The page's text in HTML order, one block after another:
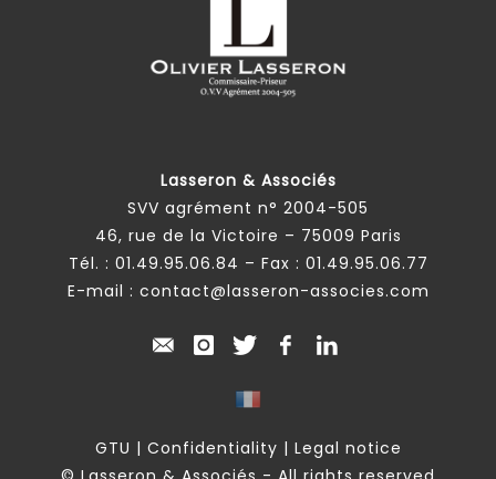
Lasseron & Associés
SVV agrément n° 2004-505
46, rue de la Victoire – 75009 Paris
Tél. : 01.49.95.06.84 – Fax : 01.49.95.06.77
E-mail : contact@lasseron-associes.com
GTU | Confidentiality | Legal notice